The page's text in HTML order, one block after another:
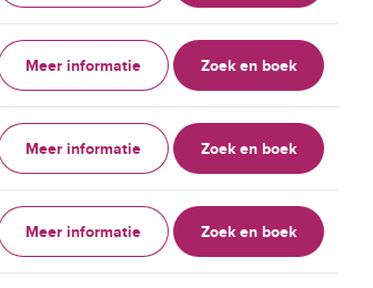
Meer informatie Zoek en boek
Meer informatie Zoek en boek
Meer informatie Zoek en boek